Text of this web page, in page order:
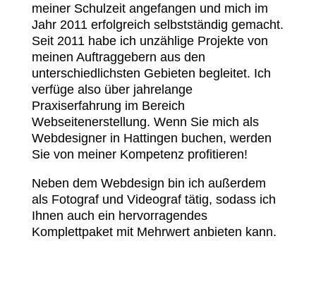
meiner Schulzeit angefangen und mich im
Jahr 2011 erfolgreich selbstständig gemacht.
Seit 2011 habe ich unzählige Projekte von
meinen Auftraggebern aus den
unterschiedlichsten Gebieten begleitet. Ich
verfüge also über jahrelange
Praxiserfahrung im Bereich
Webseitenerstellung. Wenn Sie mich als
Webdesigner in Hattingen buchen, werden
Sie von meiner Kompetenz profitieren!
Neben dem Webdesign bin ich außerdem
als Fotograf und Videograf tätig, sodass ich
Ihnen auch ein hervorragendes
Komplettpaket mit Mehrwert anbieten kann.